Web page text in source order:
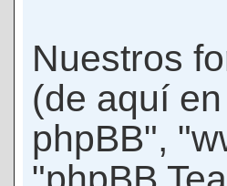
Nuestros
(de aquí
phpBB",